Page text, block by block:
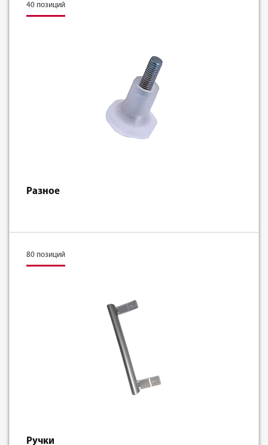
40 позиций
Разное
80 позиций
Ручки